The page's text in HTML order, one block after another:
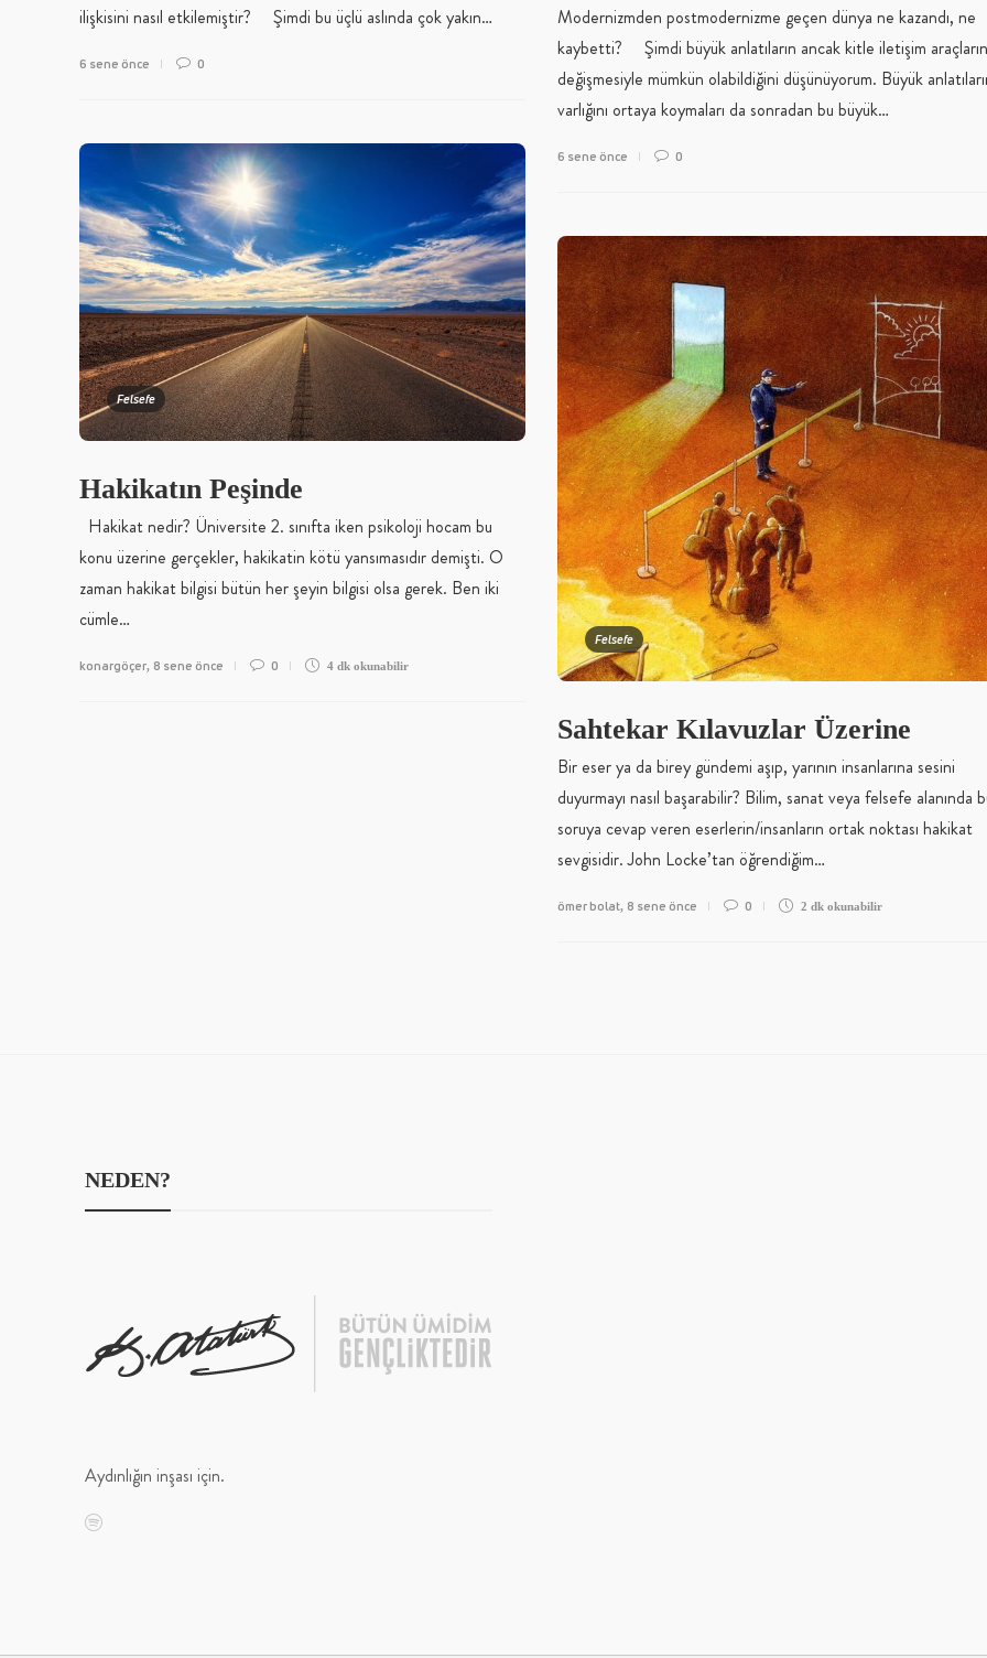
ilişkisini nasıl etkilemiştir? Şimdi bu üçlü aslında çok yakın…
6 sene önce 0
Modernizmden postmodernizme geçen dünya ne kazandı, ne
kaybetti? Şimdi büyük anlatıların ancak kitle iletişim
değişmesiyle mümkün olabildiğini düşünüyorum. Büyük
varlığını ortaya koymaları da sonradan bu büyük…
6 sene önce 0
Felsefe
Hakikatın Peşinde
Hakikat nedir? Üniversite 2. sınıfta iken psikoloji hocam bu
konu üzerine gerçekler, hakikatin kötü yansımasıdır demişti. O
zaman hakikat bilgisi bütün her şeyin bilgisi olsa gerek. Ben iki
cümle…
konargöçer, 8 sene önce 0 4 dk okunabilir
Felsefe
Sahtekar Kılavuzlar Üzerine
Bir eser ya da birey gündemi aşıp, yarının insanlarına sesini
duyurmayı nasıl başarabilir? Bilim, sanat veya felsefe alanında
soruya cevap veren eserlerin/insanların ortak noktası hakikat
sevgisidir. John Locke’tan öğrendiğim…
ömer bolat, 8 sene önce 0 2 dk okunabilir
NEDEN?
Aydınlığın inşası için.